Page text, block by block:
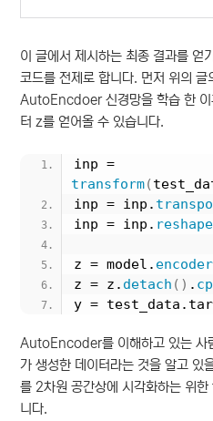
이 글에서 제시하는 최종 결과를 얻
코드를 전제로 합니다. 먼저 위의 글
AutoEncdoer 신경망을 학습 한 이
터 z를 얻어올 수 있습니다.
transform(
inp = inp.
inp = inp. reshape
z = model. encoder
z = z. detach () .
y =
AutoEncoder를 이해하고 있는 사
가 생성한 데이터라는 것을 알고 있
를 2차원 공간상에 시각화하는 위
니다.